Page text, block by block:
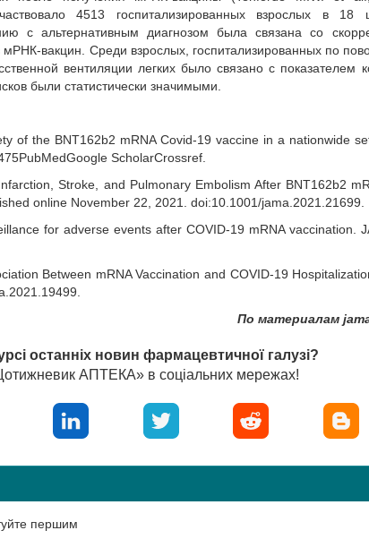
4513 госпитализированных взрослых в 18
с альтернативным диагнозом была связана со
вакцин. Среди взрослых, госпитализированных по
вентиляции легких было связано с показателем
были статистически значимыми.
of the BNT162b2 mRNA Covid-19 vaccine in a nationwide
ScholarCrossref.
Stroke, and Pulmonary Embolism After BNT162b2
online November 22, 2021. doi:10.1001/jama.2021.21699.
for adverse events after COVID-19 mRNA vaccination.
Between mRNA Vaccination and COVID-19
По материалам
останніх новин фармацевтичної галузі?
АПТЕКА» в соціальних мережах!
першим